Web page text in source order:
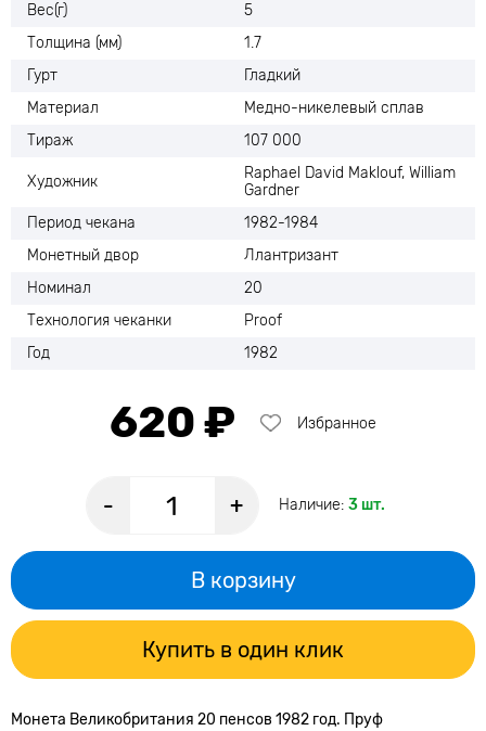
Вес(г)
5
Толщина (мм)
1.7
Гурт
Гладкий
Материал
Медно-никелевый сплав
Тираж
107 000
Художник
Raphael David Maklouf, William
Gardner
Период чекана
1982-1984
Монетный двор
Ллантризант
Номинал
20
Технология чеканки
Proof
Год
1982
620 ₽ Избранное
- + Наличие: 3 шт.
В корзину
Купить в один клик
Монета Великобритания 20 пенсов 1982 год. Пруф